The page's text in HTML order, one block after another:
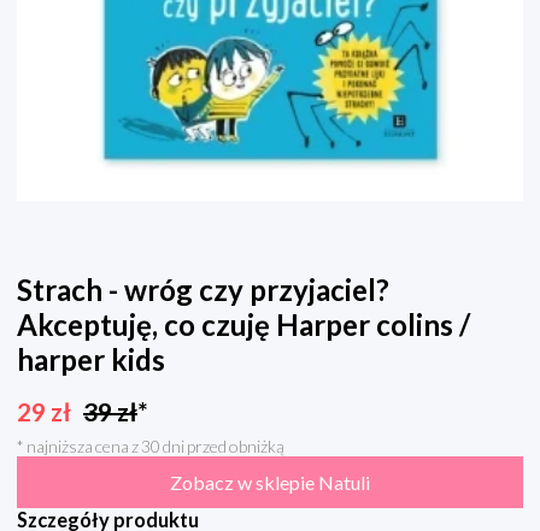
Strach - wróg czy przyjaciel?
Akceptuję, co czuję Harper colins /
harper kids
29 zł 39zł*
* najniższa cena z 30 dni przed obniżką
Zobacz w sklepie Natuli
Szczegóły produktu